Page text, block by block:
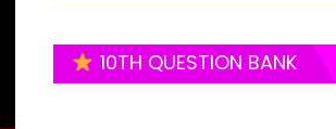
10TH QUESTION BANK